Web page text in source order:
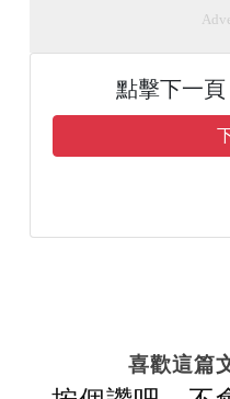
點擊下一
喜歡這篇